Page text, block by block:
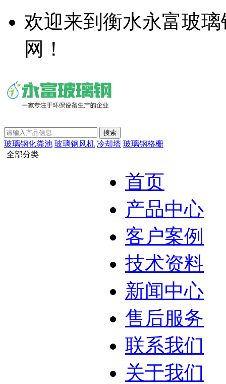
欢迎来到衡水永富玻
网！
玻璃钢化粪池 玻璃钢风机 冷却塔 玻璃钢格栅
全部分类
首页
产品中心
客户案例
技术资料
新闻中心
售后服务
联系我们
关于我们